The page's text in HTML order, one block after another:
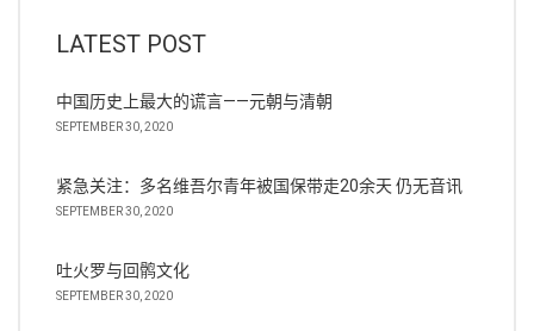
LATEST POST
中国历史上最大的谎言——元朝与清朝
SEPTEMBER 30, 2020
紧急关注：多名维吾尔青年被国保带走20余天 仍无音讯
SEPTEMBER 30, 2020
吐火罗与回鹘文化
SEPTEMBER 30, 2020